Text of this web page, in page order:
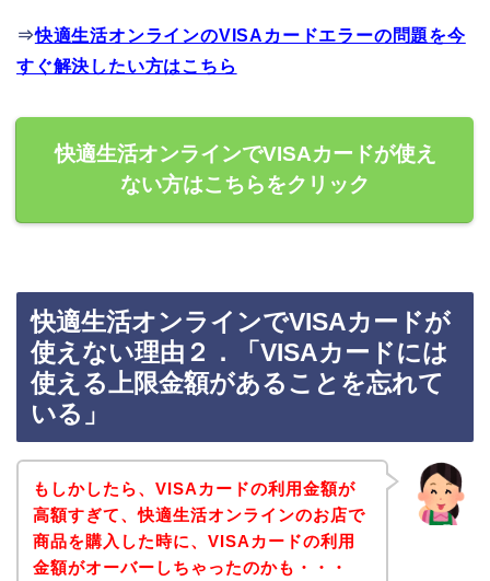
⇒快適生活オンラインのVISAカードエラーの問題を今
すぐ解決したい方はこちら
快適生活オンラインでVISAカードが使え
ない方はこちらをクリック
快適生活オンラインでVISAカードが
使えない理由２．「VISAカードには
使える上限金額があることを忘れて
いる」
もしかしたら、VISAカードの利用金額が
高額すぎて、快適生活オンラインのお店で
商品を購入した時に、VISAカードの利用
金額がオーバーしちゃったのかも・・・